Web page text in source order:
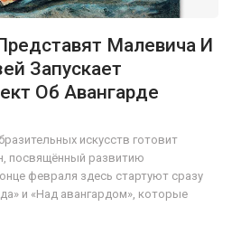
Малевича И
Запускает
Об Авангарде
искусств готовит
посвящённый развитию
февраля здесь стартуют сразу
и «Над авангардом», которые